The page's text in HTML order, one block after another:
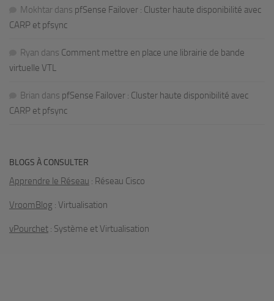
Mokhtar dans pfSense Failover : Cluster haute disponibilité avec
CARP et pfsync
Ryan dans Comment mettre en place une librairie de bande
virtuelle VTL
Brian dans pfSense Failover : Cluster haute disponibilité avec
CARP et pfsync
BLOGS À CONSULTER
Apprendre le Réseau : Réseau Cisco
VroomBlog : Virtualisation
vPourchet : Système et Virtualisation